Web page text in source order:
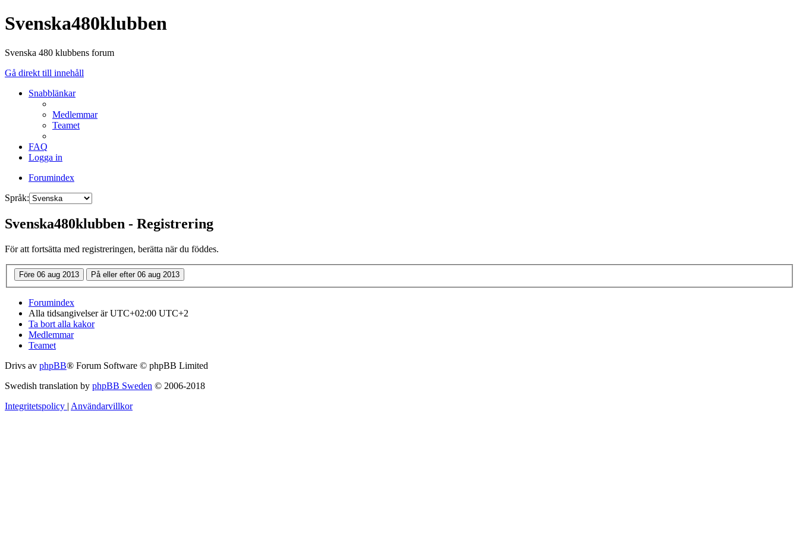
Svenska480klubben
Svenska 480 klubbens forum
Gå direkt till innehåll
Snabblänkar
Medlemmar
Teamet
FAQ
Logga in
Forumindex
Språk:
Svenska480klubben - Registrering
För att fortsätta med registreringen, berätta när du föddes.
Forumindex
Alla tidsangivelser är UTC+02:00 UTC+2
Ta bort alla kakor
Medlemmar
Teamet
Drivs av phpBB® Forum Software © phpBB Limited
Swedish translation by phpBB Sweden © 2006-2018
Integritetspolicy | Användarvillkor